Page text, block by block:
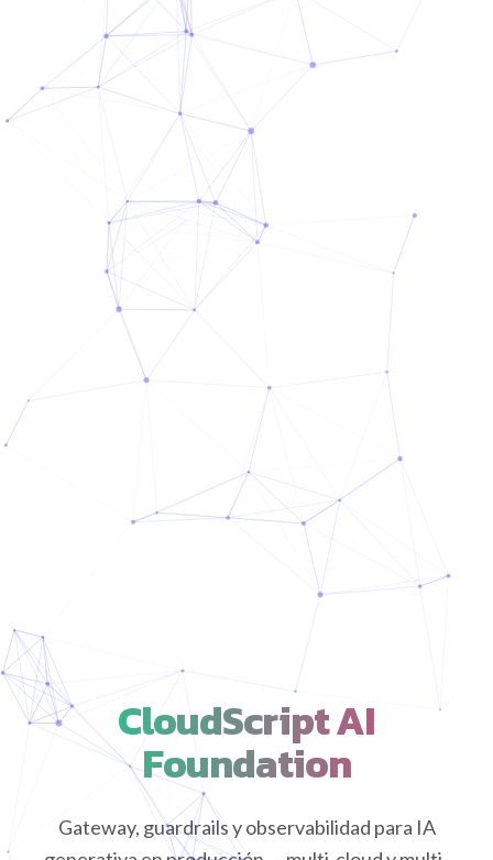
CloudScript AI
Foundation
Gateway, guardrails y observabilidad para IA